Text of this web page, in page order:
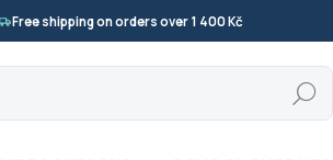
Free shipping on orders over 1 400 Kč
Search